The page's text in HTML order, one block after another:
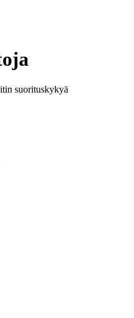
suorituskykyä